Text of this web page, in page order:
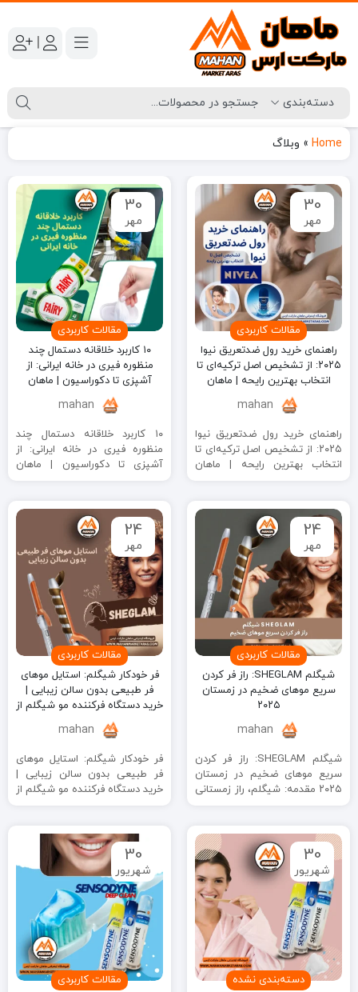
|
Home
» وبلاگ
مقالات کاربردی
30
مهر
راهنمای خرید رول ضدتعریق نیوا
۲۰۲۵: از تشخیص اصل ترکیه‌ای تا
انتخاب بهترین رایحه | ماهان
مارکت ارس
mahan
راهنمای خرید رول ضدتعریق نیوا
۲۰۲۵: از تشخیص اصل ترکیه‌ای تا
انتخاب بهترین رایحه | ماهان
مقالات کاربردی
30
مهر
۱۰ کاربرد خلاقانه دستمال چند
منظوره فیری در خانه ایرانی: از
آشپزی تا دکوراسیون | ماهان
مارکت ارس
mahan
۱۰ کاربرد خلاقانه دستمال چند
منظوره فیری در خانه ایرانی: از
آشپزی تا دکوراسیون | ماهان
مقالات کاربردی
24
مهر
شیگلم SHEGLAM: راز فر کردن
سریع موهای ضخیم در زمستان
۲۰۲۵
mahan
شیگلم SHEGLAM: راز فر کردن
سریع موهای ضخیم در زمستان
۲۰۲۵ مقدمه: شیگلم، راز زمستانی
مقالات کاربردی
24
مهر
فر خودکار شیگلم: استایل موهای
فر طبیعی بدون سالن زیبایی |
خرید دستگاه فرکننده مو شیگلم از
ماهان مارکت ارس
mahan
فر خودکار شیگلم: استایل موهای
فر طبیعی بدون سالن زیبایی |
خرید دستگاه فرکننده مو شیگلم از
دسته‌بندی نشده
30
شهریور
مقالات کاربردی
30
شهریور